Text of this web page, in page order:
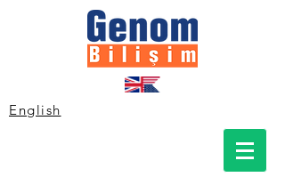
English